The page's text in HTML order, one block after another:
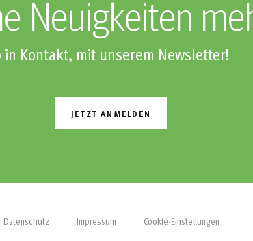
Neuigkeiten
in Kontakt, mit unserem Newsletter!
JETZT ANMELDEN
Datenschutz Impressum Cookie-Einstellungen